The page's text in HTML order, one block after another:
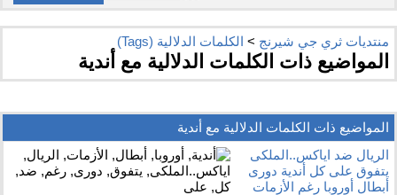
منتديات ثري جي شيرنج > الكلمات الدلالية (Tags)
المواضيع ذات الكلمات الدلالية مع أندية
المواضيع ذات الكلمات الدلالية مع أندية
الريال ضد اياكس..الملكى
يتفوق على كل أندية دورى
أبطال أوروبا رغم الأزمات